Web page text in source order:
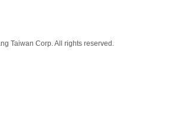
Taiwan Corp. All rights reserved.